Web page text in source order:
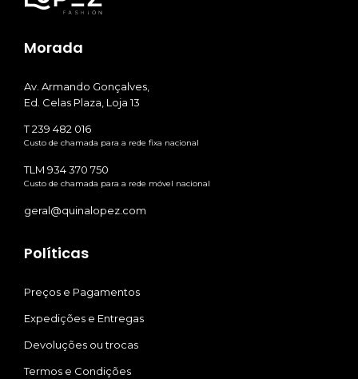
Morada
Av. Armando Gonçalves,
Ed. Celas Plaza, Loja 13
T 239 482 016
Custo de chamada para a rede fixa nacional
TLM 934 370 750
Custo de chamada para a rede móvel nacional
geral@quinalopez.com
Políticas
Preços e Pagamentos
Expedições e Entregas
Devoluções ou trocas
Termos e Condições